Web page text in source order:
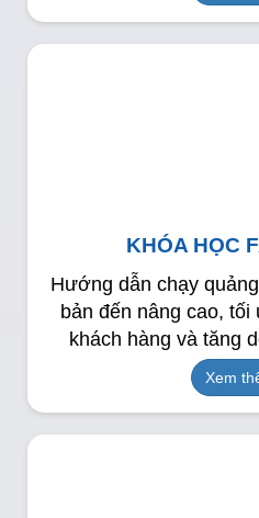
KHÓA HỌC
Hướng dẫn chạy
bản đến nâng cao,
khách hàng và tăng
Xem